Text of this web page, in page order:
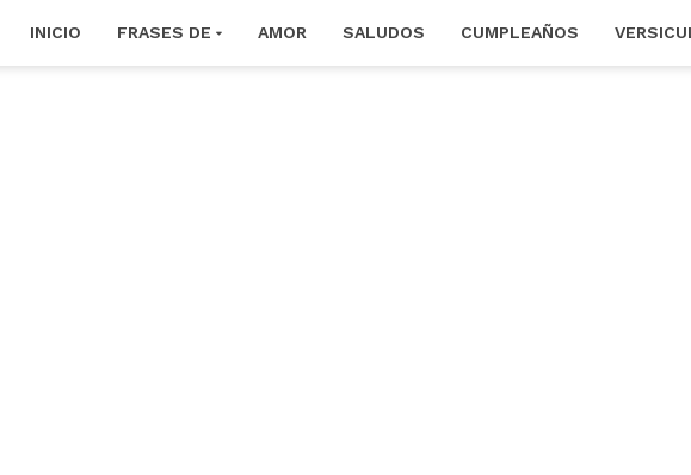
INICIO FRASES DE AMOR SALUDOS CUMPLEAÑOS